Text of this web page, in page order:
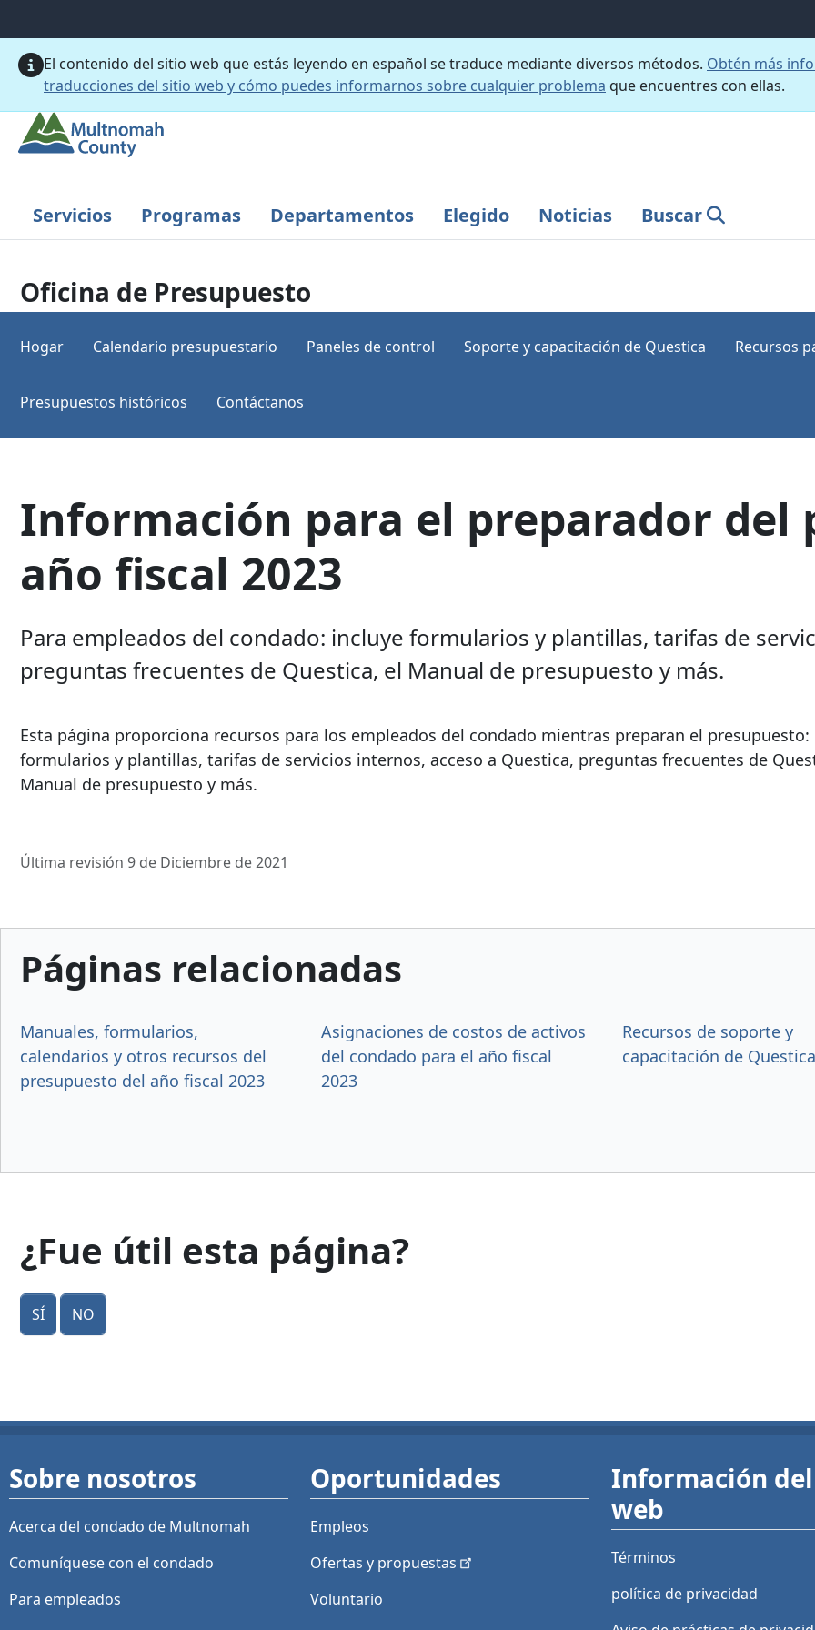
El contenido del sitio web que estás leyendo en español se traduce mediante diversos métodos. Obtén más
traducciones del sitio web y cómo puedes informarnos sobre cualquier problema que encuentres con ellas.
Servicios Programas Departamentos Elegido Noticias Buscar
Oficina de Presupuesto
Hogar Calendario presupuestario Paneles de control Soporte y capacitación de Questica Recursos
Presupuestos históricos Contáctanos
Información para el preparador del
año fiscal 2023
Para empleados del condado: incluye formularios y plantillas, tarifas de
preguntas frecuentes de Questica, el Manual de presupuesto y más.
Esta página proporciona recursos para los empleados del condado mientras preparan el presupuesto:
formularios y plantillas, tarifas de servicios internos, acceso a Questica, preguntas frecuentes de
Manual de presupuesto y más.
Última revisión 9 de Diciembre de 2021
Páginas relacionadas
Manuales, formularios,
calendarios y otros recursos del
presupuesto del año fiscal 2023
Asignaciones de costos de activos
del condado para el año fiscal
2023
Recursos de soporte y
capacitación de Questica
¿Fue útil esta página?
Sí No
Sobre nosotros
Acerca del condado de Multnomah
Comuníquese con el condado
Para empleados
Oportunidades
Empleos
Ofertas y propuestas
Voluntario
Información
web
Términos
política de privacidad